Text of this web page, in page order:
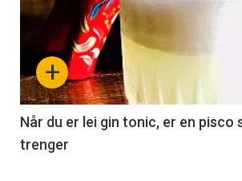
akkurat
nå
-
2
+
Når du er lei gin tonic, er en pisco
trenger